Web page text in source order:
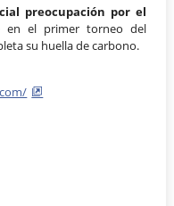
preocupación por el
en el primer torneo del
su huella de carbono.